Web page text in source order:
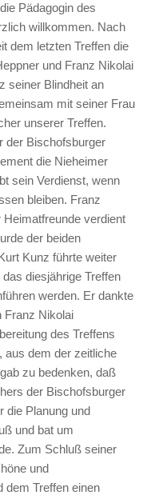
Pädagogin des
willkommen. Nach
dem letzten Treffen die
und Franz Nikolai
seiner Blindheit an
mit seiner Frau
unserer Treffen.
der Bischofsburger
die Nieheimer
sein Verdienst, wenn
bleiben. Franz
verdient
der beiden
Kunz führte weiter
diesjährige Treffen
werden. Er dankte
Franz Nikolai
des Treffens
aus dem der zeitliche
zu bedenken, daß
der Bischofsburger
die Planung und
und bat um
Zum Schluß seiner
und
dem Treffen einen